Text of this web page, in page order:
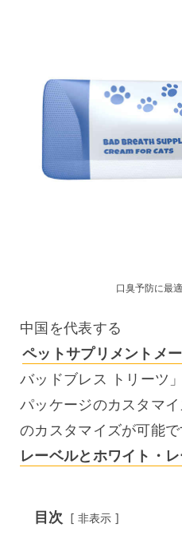
口臭予防に最
ペットサプリメントメ
バッドブレス トリーツ
パッケージのカスタマ
のカスタマイズが可能で
レーベルとホワイト・
目次 非表示